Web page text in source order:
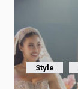
Style